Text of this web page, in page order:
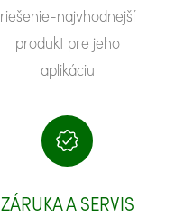
riešenie-najvhodnejší
produkt pre jeho
aplikáciu
ZÁRUKA A SERVIS